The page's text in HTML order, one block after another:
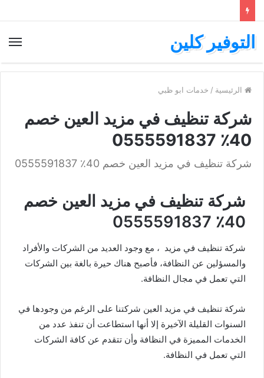
التوفير كلين
الرئيسية / خدمات ابو ظبي
شركة تنظيف في مزيد العين خصم
40٪ 0555591837
شركة تنظيف في مزيد العين خصم 40٪ 0555591837
شركة تنظيف في مزيد العين خصم
40٪ 0555591837
شركة تنظيف في مزيد ، مع وجود العديد من الشركات والأفراد
والمسؤلين عن النظافة، فأصبح هناك حيرة بالغة بين الشركات
التي تعمل في مجال النظافة.
شركة تنظيف في مزيد العين شركتنا على الرغم من وجودها في
السنوات القليلة الآخيرة إلا أنها استطاعت أن تنفذ عدد من
الخدمات المميزة في النظافة وأن تتقدم عن كافة الشركات
التي تعمل في النظافة.